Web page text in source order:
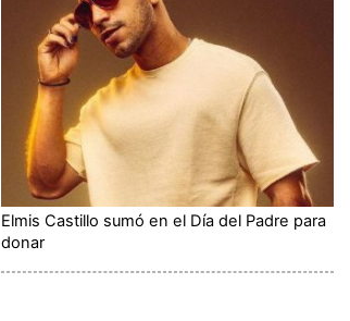
Elmis Castillo sumó en el Día del Padre para
donar